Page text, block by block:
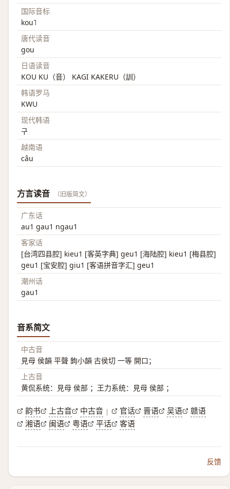
国际音标
kou˥
唐代读音
gou
日语读音
KOU KU（音） KAGI KAKERU（訓）
韩语罗马
KWU
现代韩语
구
越南语
câu
方言读音 （旧版简文）
广东话
au1 gau1 ngau1
客家话
[台湾四县腔] kieu1 [客英字典] geu1 [海陆腔] kieu1 [梅县腔]
geu1 [宝安腔] giu1 [客语拼音字汇] geu1
潮州话
gau1
音系简文
中古音
見母 侯韻 平聲 鉤小韻 古侯切 一等 開口；
上古音
黄侃系统：見母 侯部 ；王力系统：見母 侯部 ；
韵书 上古音 中古音 | 官话 晋语 吴语
赣语
湘语
闽语 粤语 平话 客语
反馈